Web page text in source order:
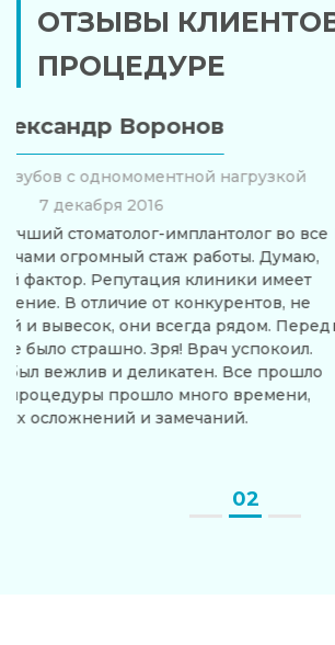
ОТЗЫВЫ
ПРОЦЕДУРЕ
Александр
Имплантация зубов с
Е. Д. Гордеев – лучший стоматолог-
свои. За его плечами огромный
это решающий фактор. Репутация
огромное значение. В отличие от
меняют названий и вывесок, они
операцией мне было страшно. Зря!
Весь персонал был вежлив и
на ура. После процедуры прошло
никаких осложнений и
02